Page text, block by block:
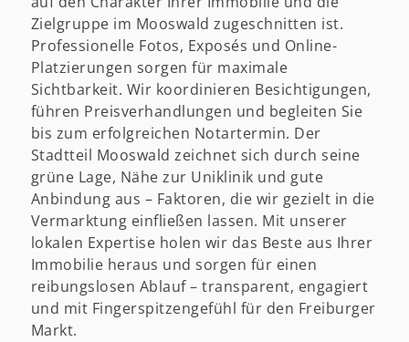
Zielgruppe im Mooswald zugeschnitten ist.
Professionelle Fotos, Exposés und Online-
Platzierungen sorgen für maximale
Sichtbarkeit. Wir koordinieren Besichtigungen,
führen Preisverhandlungen und begleiten Sie
bis zum erfolgreichen Notartermin. Der
Stadtteil Mooswald zeichnet sich durch seine
grüne Lage, Nähe zur Uniklinik und gute
Anbindung aus – Faktoren, die wir gezielt in die
Vermarktung einfließen lassen. Mit unserer
lokalen Expertise holen wir das Beste aus Ihrer
Immobilie heraus und sorgen für einen
reibungslosen Ablauf – transparent, engagiert
und mit Fingerspitzengefühl für den Freiburger
Markt.